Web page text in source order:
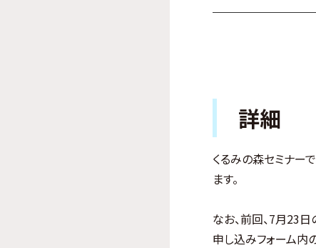
詳細
くるみの森セミナー
ます。
なお、前回、7月23
申し込みフォーム内